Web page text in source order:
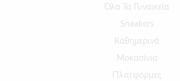
Όλα Τα Γυναικεία
Sneakers
Καθημερινά
Μοκασίνια
Πλατφόρμες